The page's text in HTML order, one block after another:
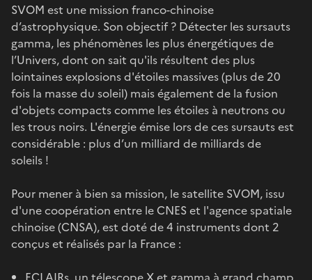
SVOM est une mission franco-chinoise
d’astrophysique. Son objectif ? Détecter les sursauts
gamma, les phénomènes les plus énergétiques de
l’Univers, dont on sait qu'ils résultent des plus
lointaines explosions d'étoiles massives (plus de 20
fois la masse du soleil) mais également de la fusion
d'objets compacts comme les étoiles à neutrons ou
les trous noirs. L'énergie émise lors de ces sursauts est
considérable : plus d’un milliard de milliards de
soleils !
Pour mener à bien sa mission, le satellite SVOM, issu
d'une coopération entre le CNES et l'agence spatiale
chinoise (CNSA), est doté de 4 instruments dont 2
conçus et réalisés par la France :